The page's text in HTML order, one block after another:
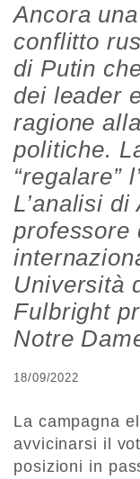
Ancora
conflitto
di Putin
dei leader
ragione
politiche.
“regalare”
L’analisi di
professore
Università
Fulbright
Notre
18/09/2022
La campagna
avvicinarsi il
posizioni in